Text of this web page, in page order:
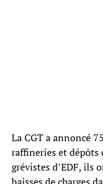
La CGT a annoncé
raffineries et dépôts
grévistes d’EDF, ils